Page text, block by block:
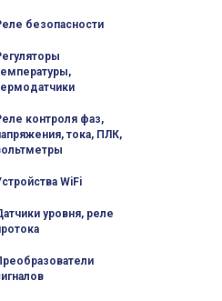
безопасности
контроля фаз,
тока, ПЛК,
WiFi
уровня, реле